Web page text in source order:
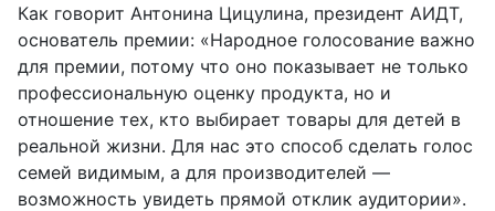
Как говорит Антонина Цицулина, президент АИДТ,
основатель премии: «Народное голосование важно
для премии, потому что оно показывает не только
профессиональную оценку продукта, но и
отношение тех, кто выбирает товары для детей в
реальной жизни. Для нас это способ сделать голос
семей видимым, а для производителей —
возможность увидеть прямой отклик аудитории».